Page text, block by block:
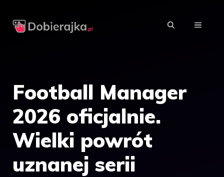
MENU
Football Manager
2026 oficjalnie.
Wielki powrót
uznanej serii